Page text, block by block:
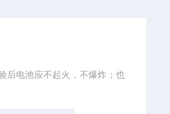
后电池应不起火，不爆炸；也